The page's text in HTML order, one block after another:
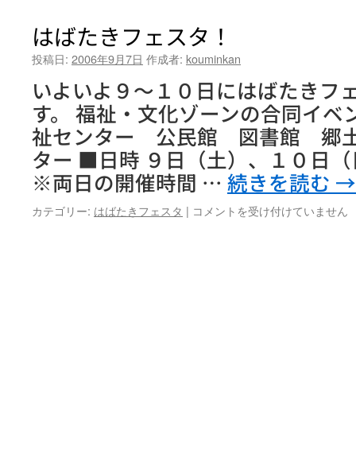
き
フ
ェ
タ
一
日
目！
は
はばたきフェスタ！
投稿日: 2006年9月7日 作成者: kouminkan
いよいよ９～１０日にはばたきフ
す。 福祉・文化ゾーンの合同イ
祉センター 公民館 図書館 郷
ター ■日時 ９日（土）、１０日
※両日の開催時間 … 続きを読む →
カテゴリー: はばたきフェスタ | は
コメントを受け付けていません